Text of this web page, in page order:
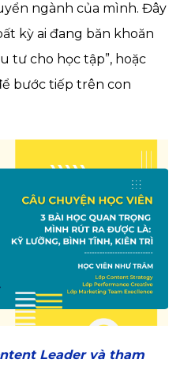
ngành của mình. Đây
kỳ ai đang băn khoăn
tư cho học tập”, hoặc
bước tiếp trên con
Leader và tham